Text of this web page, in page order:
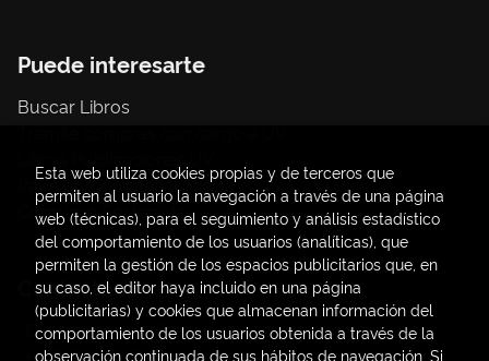
Puede interesarte
Buscar Libros
Papelería / material oficina
Consumo Sostenible
Contacto
C/ Amadeo de Saboya, 4
(+34) 963828968
Esta web utiliza cookies propias y de terceros que
permiten al usuario la navegación a través de una página
web (técnicas), para el seguimiento y análisis estadístico
del comportamiento de los usuarios (analíticas), que
permiten la gestión de los espacios publicitarios que, en
su caso, el editor haya incluido en una página
(publicitarias) y cookies que almacenan información del
comportamiento de los usuarios obtenida a través de la
observación continuada de sus hábitos de navegación. Si